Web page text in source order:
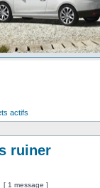
actifs
ruiner
[ 1 message ]